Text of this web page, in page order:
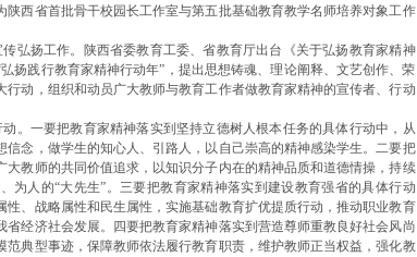
西省首批骨干校园长工作室与第五批基础教育教学名师培养对象工作
弘扬工作。陕西省委教育工委、省教育厅出台《关于弘扬教育家精神
扬践行教育家精神行动年”，提出思想铸魂、理论阐释、文艺创作、荣
动，组织和动员广大教师与教育工作者做教育家精神的宣传者、行动
。一要把教育家精神落实到坚持立德树人根本任务的具体行动中，从
念，做学生的知心人、引路人，以自己崇高的精神感染学生。二要把
教师的共同价值追求，以知识分子内在的精神品质和道德情操，持续
为人的“大先生”。三要把教育家精神落实到建设教育强省的具体行动
、战略属性和民生属性，实施基础教育扩优提质行动，推动职业教育
经济社会发展。四要把教育家精神落实到营造尊师重教良好社会风尚
典型事迹，保障教师依法履行教育职责，维护教师正当权益，强化教